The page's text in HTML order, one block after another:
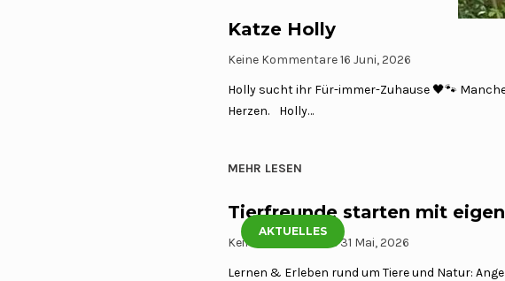
Katze Holly
Keine Kommentare16 Juni, 2026
Holly sucht ihr Für-immer-Zuhause 🖤🐾
Herzen. Holly…
MEHR LESEN
AKTUELLES
Tierfreunde starten mit
Keine Kommentare31 Mai, 2026
Lernen & Erleben rund um Tiere und Natur: